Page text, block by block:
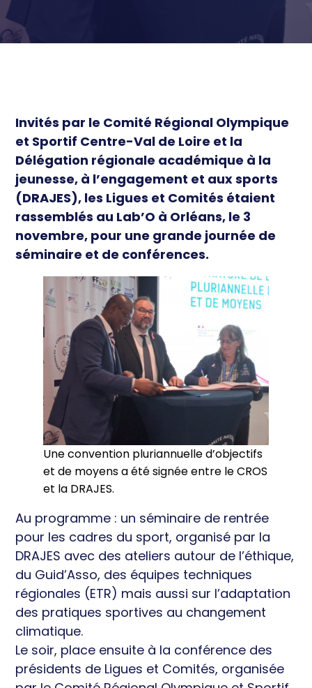
Sport de Haut niveau et
Éthique et prévention
Développement économique
Actualités
Invités par le Comité Régional Olympique
et Sportif Centre-Val de Loire et la
Délégation régionale académique à la
jeunesse, à l’engagement et aux sports
(DRAJES), les Ligues et Comités étaient
rassemblés au Lab’O à Orléans, le 3
novembre, pour une grande journée de
séminaire et de conférences.
Une convention pluriannuelle d’objectifs
et de moyens a été signée entre le CROS
et la DRAJES.
Au programme : un séminaire de rentrée
pour les cadres du sport, organisé par la
DRAJES avec des ateliers autour de l’éthique,
du Guid’Asso, des équipes techniques
régionales (ETR) mais aussi sur l’adaptation
des pratiques sportives au changement
climatique.
Le soir, place ensuite à la conférence des
présidents de Ligues et Comités, organisée